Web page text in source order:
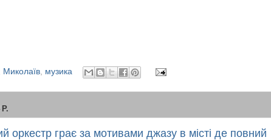
Миколаїв, музика
оркестр грає за мотивами джазу в місті де повний